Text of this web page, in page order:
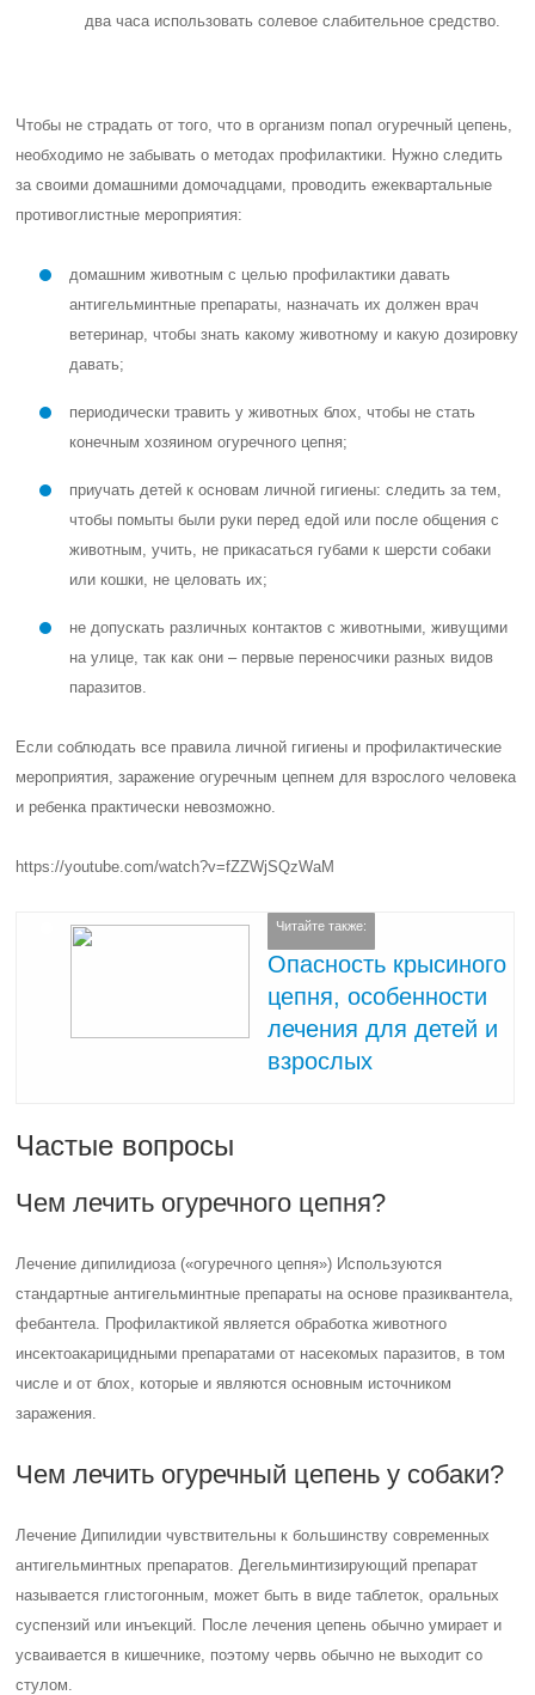
два часа использовать солевое слабительное средство.
Чтобы не страдать от того, что в организм попал огуречный цепень,
необходимо не забывать о методах профилактики. Нужно следить
за своими домашними домочадцами, проводить ежеквартальные
противоглистные мероприятия:
домашним животным с целью профилактики давать
антигельминтные препараты, назначать их должен врач
ветеринар, чтобы знать какому животному и какую дозировку
давать;
периодически травить у животных блох, чтобы не стать
конечным хозяином огуречного цепня;
приучать детей к основам личной гигиены: следить за тем,
чтобы помыты были руки перед едой или после общения с
животным, учить, не прикасаться губами к шерсти собаки
или кошки, не целовать их;
не допускать различных контактов с животными, живущими
на улице, так как они – первые переносчики разных видов
паразитов.
Если соблюдать все правила личной гигиены и профилактические
мероприятия, заражение огуречным цепнем для взрослого человека
и ребенка практически невозможно.
https://youtube.com/watch?v=fZZWjSQzWaM
Читайте также:
Опасность крысиного
цепня, особенности
лечения для детей и
взрослых
Частые вопросы
Чем лечить огуречного цепня?
Лечение дипилидиоза («огуречного цепня») Используются
стандартные антигельминтные препараты на основе празиквантела,
фебантела. Профилактикой является обработка животного
инсектоакарицидными препаратами от насекомых паразитов, в том
числе и от блох, которые и являются основным источником
заражения.
Чем лечить огуречный цепень у собаки?
Лечение Дипилидии чувствительны к большинству современных
антигельминтных препаратов. Дегельминтизирующий препарат
называется глистогонным, может быть в виде таблеток, оральных
суспензий или инъекций. После лечения цепень обычно умирает и
усваивается в кишечнике, поэтому червь обычно не выходит со
стулом.